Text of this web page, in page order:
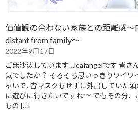
価値観の合わない家族との距離感～
distant from family～
2022年9月17日
ご無沙汰しています…leafangelです 皆さ
気でしたか？ そろそろ思いっきりワイワ
ゃいで､皆マスクもせずに外出していた頃
に遊びに行きたいですね
でもその分、
もの […]